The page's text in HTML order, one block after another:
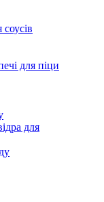
для піци
для